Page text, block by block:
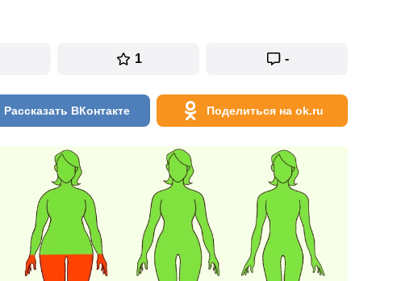
1 -
Рассказать ВКонтакте Поделиться на ok.ru